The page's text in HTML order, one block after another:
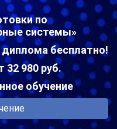
по
системы»
диплома бесплатно!
32 980 руб.
обучение